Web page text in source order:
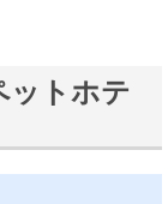
ットホテ